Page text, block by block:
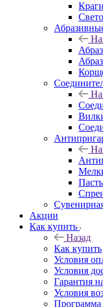
Акции
Как купить
Назад
Как купить
Условия
Условия
Гарантия
Условия
Программа